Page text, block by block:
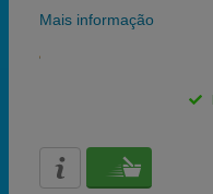
Mais informação